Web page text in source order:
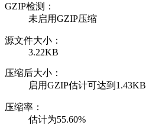
GZIP检测：
未启用GZIP压缩
源文件大小：
3.22KB
压缩后大小：
启用GZIP估计可达到1.43KB
压缩率：
估计为55.60%